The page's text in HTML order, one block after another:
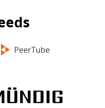
PeerTube